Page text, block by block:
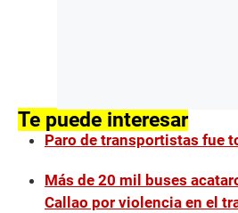
Te puede interesar
Paro de transportistas fue
Más de 20 mil buses
Callao por violencia en el